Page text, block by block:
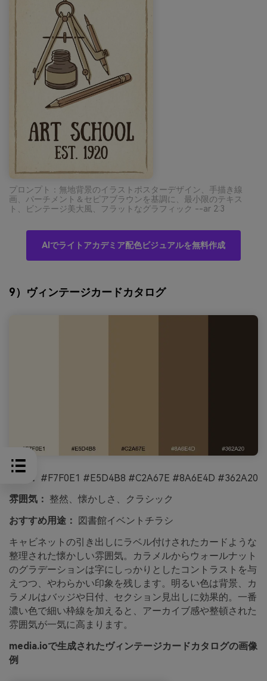
プロンプト：無地背景のイラストポスターデザイン、手描き線
画、パーチメント＆セピアブラウンを基調に、最小限のテキス
ト、ビンテージ美大風、フラットなグラフィック --ar 2:3
AIでライトアカデミア配色ビジュアルを無料作成
9）ヴィンテージカードカタログ
HEX： #F7F0E1 #E5D4B8 #C2A67E #8A6E4D #362A20
雰囲気： 整然、懐かしさ、クラシック
おすすめ用途：
図書館イベントチラシ
キャビネットの引き出しにラベル付けされたカードような
整理された懐かしい雰囲気。カラメルからウォールナット
のグラデーションは字にしっかりとしたコントラストを与
えつつ、やわらかい印象を残します。明るい色は背景、カ
ラメルはバッジや日付、セクション見出しに効果的。一番
濃い色で細い枠線を加えると、アーカイブ感や整頓された
雰囲気が一気に高まります。
media.ioで生成されたヴィンテージカードカタログの画像
例